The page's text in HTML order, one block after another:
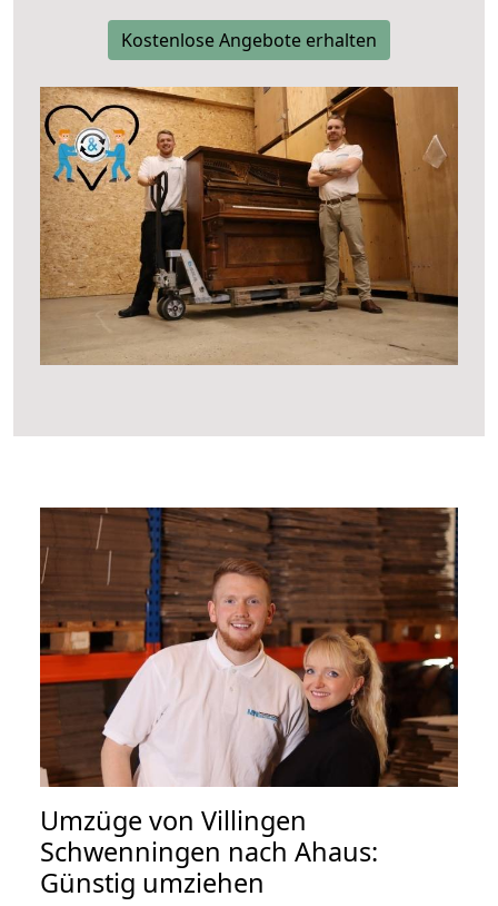
Kostenlose Angebote erhalten
Umzüge von Villingen
Schwenningen nach Ahaus:
Günstig umziehen